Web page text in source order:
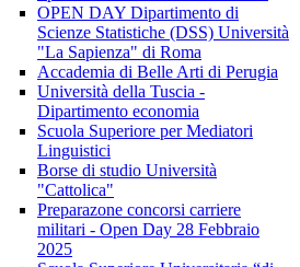
OPEN DAY Dipartimento di
Scienze Statistiche (DSS) Università
"La Sapienza" di Roma
Accademia di Belle Arti di Perugia
Università della Tuscia -
Dipartimento economia
Scuola Superiore per Mediatori
Linguistici
Borse di studio Università
"Cattolica"
Preparazone concorsi carriere
militari - Open Day 28 Febbraio
2025